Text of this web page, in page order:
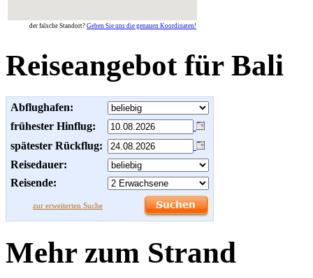
der falsche Standort? Geben Sie uns die genauen Koordinaten!
Reiseangebot für Bali
Abflughafen:
frühester Hinflug:
spätester Rückflug:
Reisedauer:
Reisende:
zur erweiterten Suche
Mehr zum Strand